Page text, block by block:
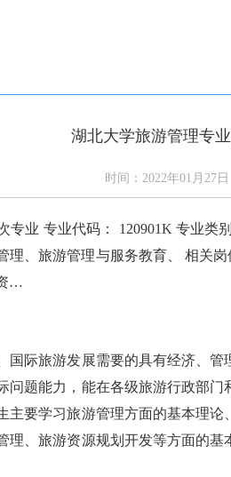
湖北大学旅游管理专
时间：2022年01月27日
专业 专业代码： 120901K 专业类
理、旅游管理与服务教育、 相关
…
国际旅游发展需要的具有经济、
问题能力，能在各级旅游行政部
主要学习旅游管理方面的基本理
理、旅游资源规划开发等方面的